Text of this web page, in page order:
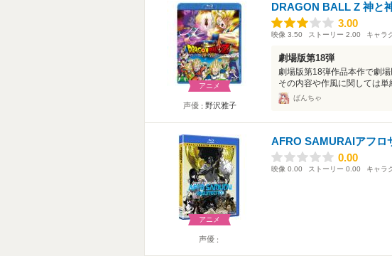
アニメ
声優 野沢雅子
DRAGON BALL Z 神と
3.00
3.00
映像 3.50 ストーリー 2.00 キャラ
劇場版第18弾
劇場版第18弾作品本作で劇
その内容や作風に関しては
ばんちゃ
アニメ
声優
AFRO SAMURAIアフロ
0.00
0.00
映像 0.00 ストーリー 0.00 キャラ